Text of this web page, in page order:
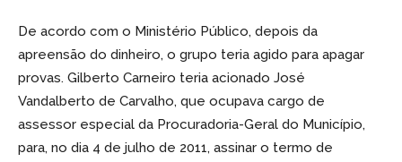
De acordo com o Ministério Público, depois da
apreensão do dinheiro, o grupo teria agido para apagar
provas. Gilberto Carneiro teria acionado José
Vandalberto de Carvalho, que ocupava cargo de
assessor especial da Procuradoria-Geral do Município,
para, no dia 4 de julho de 2011, assinar o termo de